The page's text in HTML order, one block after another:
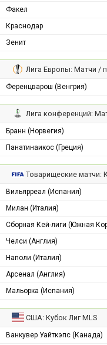
Факел
Краснодар
Зенит
Лига Европы: Матчи /
Ференцварош (Венгрия)
Лига конференций:
Бранн (Норвегия)
Панатинаикос (Греция)
Товарищеские матчи:
Вильярреал (Испания)
Милан (Италия)
Сборная Кей-лиги (Южная
Челси (Англия)
Наполи (Италия)
Арсенал (Англия)
Мальорка (Испания)
США: Кубок Лиг MLS
Ванкувер Уайткэпс (Канада)